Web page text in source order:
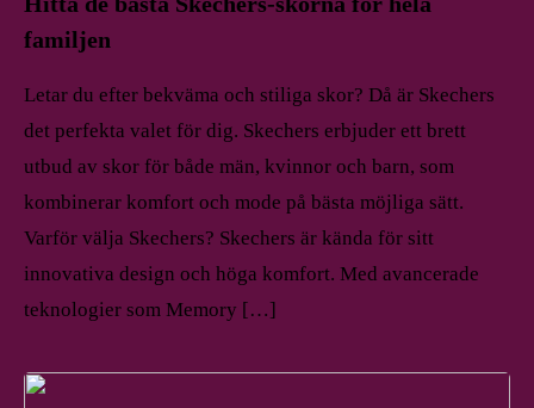
familjen
Letar du efter bekväma och stiliga skor? Då är Skechers
det perfekta valet för dig. Skechers erbjuder ett brett
utbud av skor för både män, kvinnor och barn, som
kombinerar komfort och mode på bästa möjliga sätt.
Varför välja Skechers? Skechers är kända för sitt
innovativa design och höga komfort. Med avancerade
teknologier som Memory […]